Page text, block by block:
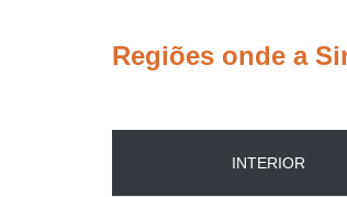
Regiões onde a
INTERIOR